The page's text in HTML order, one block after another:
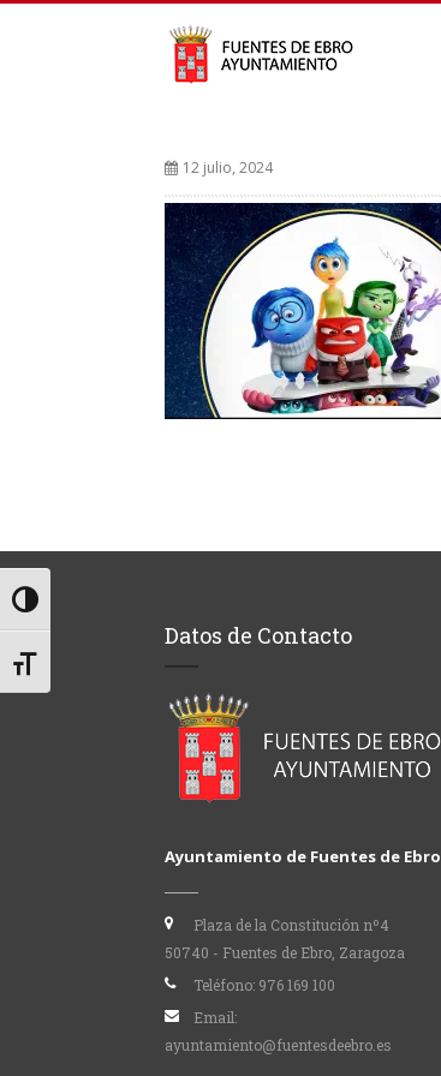
Alternar alto contraste
Alternar tamaño de letra
12 julio, 2024
Datos de Contacto
Ayuntamiento de Fuentes de Ebro
Plaza de la Constitución nº4
50740 - Fuentes de Ebro, Zaragoza
Teléfono: 976 169 100
Email:
ayuntamiento@fuentesdeebro.es